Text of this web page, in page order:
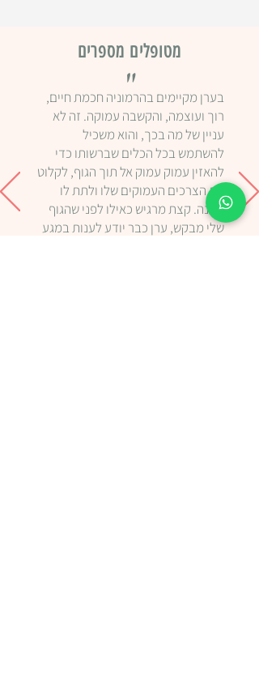
מטופלים מספרים
בערן מקיימים בהרמוניה חכמת חיים,
רוך ועוצמה, והקשבה עמוקה. זה לא
עניין של מה בכך, והוא משכיל
להשתמש בכל הכלים שברשותו כדי
להאזין עמוק עמוק אל תוך הגוף, לקלוט
את הצרכים העמוקים שלו ולתת לו
מענה. קצת מרגיש כאילו לפני שהגוף
שלי מבקש, ערן כבר יודע לענות במגע
"